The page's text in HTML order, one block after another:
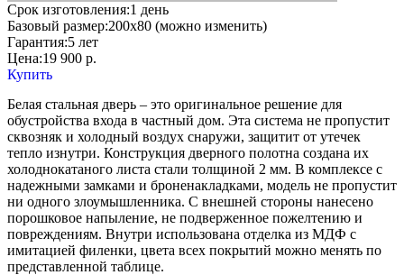
Срок изготовления:1 день
Базовый размер:200x80 (можно изменить)
Гарантия:5 лет
Цена:19 900 р.
Купить
Белая стальная дверь – это оригинальное решение для
обустройства входа в частный дом. Эта система не пропустит
сквозняк и холодный воздух снаружи, защитит от утечек
тепло изнутри. Конструкция дверного полотна создана их
холоднокатаного листа стали толщиной 2 мм. В комплексе с
надежными замками и броненакладками, модель не пропустит
ни одного злоумышленника. С внешней стороны нанесено
порошковое напыление, не подверженное пожелтению и
повреждениям. Внутри использована отделка из МДФ с
имитацией филенки, цвета всех покрытий можно менять по
представленной таблице.